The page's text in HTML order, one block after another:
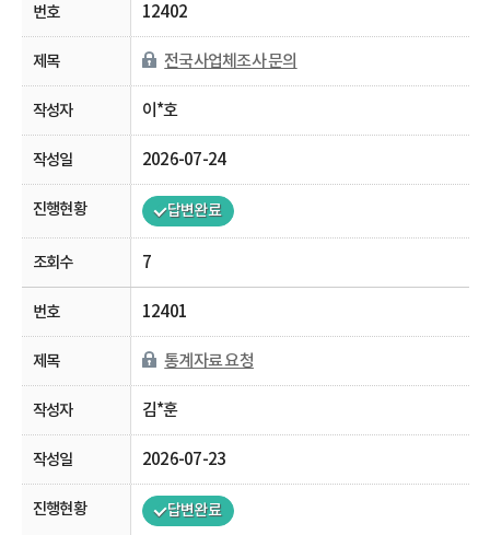
12402
전국사업체조사 문의
이*호
2026-07-24
답변완료
7
12401
통계자료 요청
김*훈
2026-07-23
답변완료